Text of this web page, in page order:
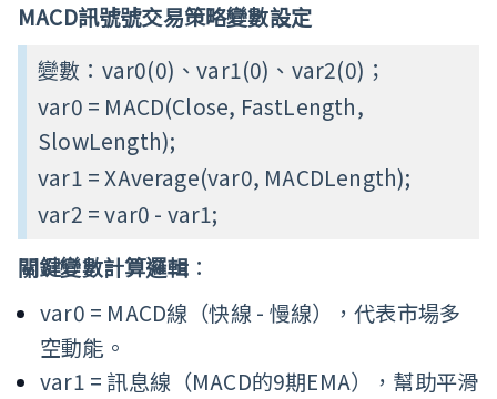
MACD訊號號交易策略變數設定
變數：var0(0)、var1(0)、 var2(0)；
var0 = MACD(Close, FastLength,
SlowLength);
var1 = XAverage(var0, MACDLength);
var2 = var0 - var1;
關鍵變數計算邏輯：
var0 = MACD線（快線 - 慢線），代表市場多
空動能。
var1 = 訊息線（MACD的9期EMA），幫助平滑